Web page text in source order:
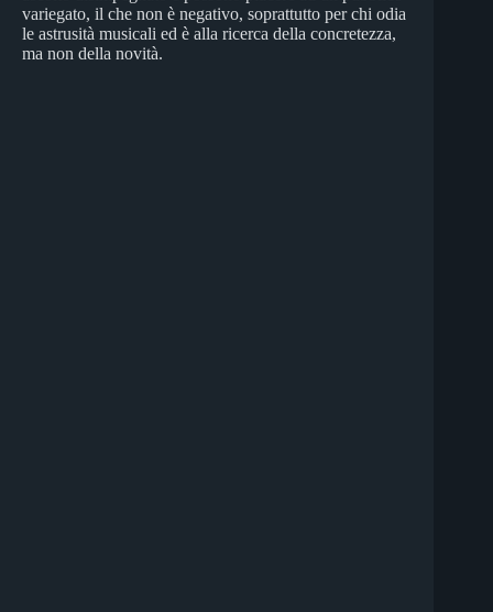
variegato, il che non è negativo, soprattutto per chi odia
le astrusità musicali ed è alla ricerca della concretezza,
ma non della novità.